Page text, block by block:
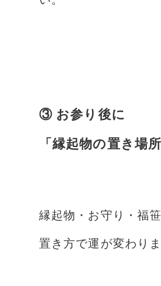
③ お参り後に
「縁起物の置き場
縁起物・お守り・福笹
置き方で運が変わりま